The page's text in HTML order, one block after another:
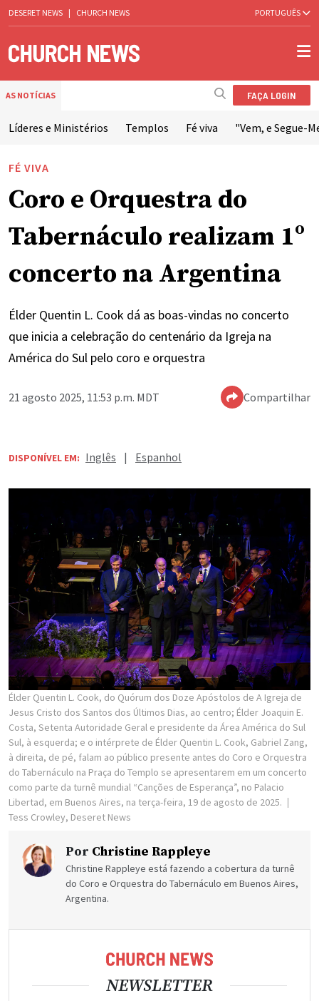
DESERET NEWS | CHURCH NEWS PORTUGUÊS
AS NOTÍCIAS FAÇA LOGIN
Líderes e Ministérios Templos Fé viva "Vem, e Segue-
FÉ VIVA
Coro e Orquestra do
Tabernáculo realizam 1º
concerto na Argentina
Élder Quentin L. Cook dá as boas-vindas no concerto
que inicia a celebração do centenário da Igreja na
América do Sul pelo coro e orquestra
21 agosto 2025, 11:53 p.m. MDT Compartilhar
DISPONÍVEL EM: Inglês | Espanhol
Élder Quentin L. Cook, do Quórum dos Doze Apóstolos de A Igreja de
Jesus Cristo dos Santos dos Últimos Dias, ao centro; Élder Joaquin E.
Costa, Setenta Autoridade Geral e presidente da Área América do Sul
Sul, à esquerda; e o intérprete de Élder Quentin L. Cook, Gabriel Zang,
à direita, de pé, falam ao público presente antes do Coro e Orquestra
do Tabernáculo na Praça do Templo se apresentarem em um concerto
como parte da turnê mundial “Canções de Esperança”, no Palacio
Libertad, em Buenos Aires, na terça-feira, 19 de agosto de 2025.
Tess Crowley, Deseret News
Por Christine Rappleye
Christine Rappleye está fazendo a cobertura da turnê
do Coro e Orquestra do Tabernáculo em Buenos Aires,
Argentina.
NEWSLETTER